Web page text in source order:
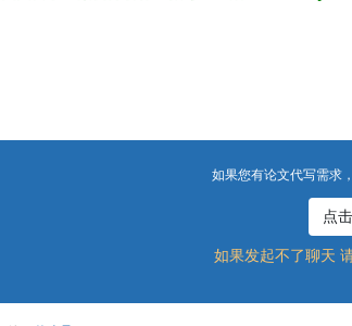
如果您有论文代写需求
点
如果发起不了聊天